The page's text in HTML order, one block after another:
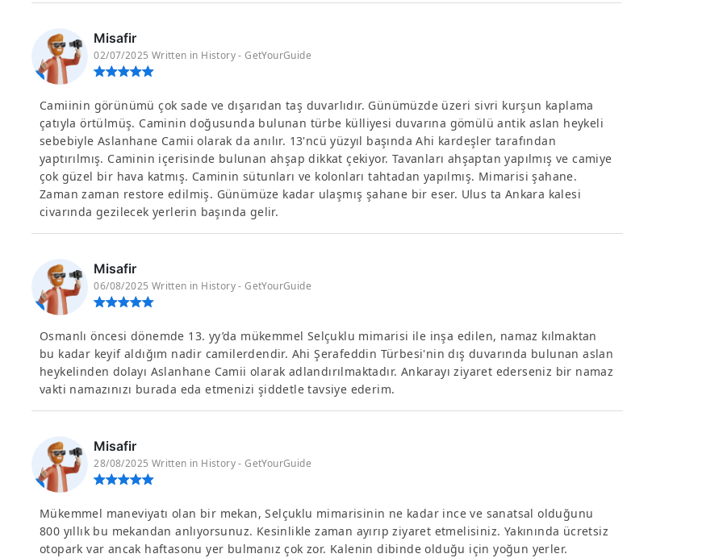
Misafir
02/07/2025 Written in History - GetYourGuide
Camiinin görünümü çok sade ve dışarıdan taş duvarlıdır. Günümüzde üzeri sivri kurşun kaplama
çatıyla örtülmüş. Caminin doğusunda bulunan türbe külliyesi duvarına gömülü antik aslan heykeli
sebebiyle Aslanhane Camii olarak da anılır. 13'ncü yüzyıl başında Ahi kardeşler tarafından
yaptırılmış. Caminin içerisinde bulunan ahşap dikkat çekiyor. Tavanları ahşaptan yapılmış ve camiye
çok güzel bir hava katmış. Caminin sütunları ve kolonları tahtadan yapılmış. Mimarisi şahane.
Zaman zaman restore edilmiş. Günümüze kadar ulaşmış şahane bir eser. Ulus ta Ankara kalesi
civarında gezilecek yerlerin başında gelir.
Misafir
06/08/2025 Written in History - GetYourGuide
Osmanlı öncesi dönemde 13. yy’da mükemmel Selçuklu mimarisi ile inşa edilen, namaz kılmaktan
bu kadar keyif aldığım nadir camilerdendir. Ahi Şerafeddin Türbesi'nin dış duvarında bulunan aslan
heykelinden dolayı Aslanhane Camii olarak adlandırılmaktadır. Ankarayı ziyaret ederseniz bir namaz
vakti namazınızı burada eda etmenizi şiddetle tavsiye ederim.
Misafir
28/08/2025 Written in History - GetYourGuide
Mükemmel maneviyatı olan bir mekan, Selçuklu mimarisinin ne kadar ince ve sanatsal olduğunu
800 yıllık bu mekandan anlıyorsunuz. Kesinlikle zaman ayırıp ziyaret etmelisiniz. Yakınında ücretsiz
otopark var ancak haftasonu yer bulmanız çok zor. Kalenin dibinde olduğu için yoğun yerler.